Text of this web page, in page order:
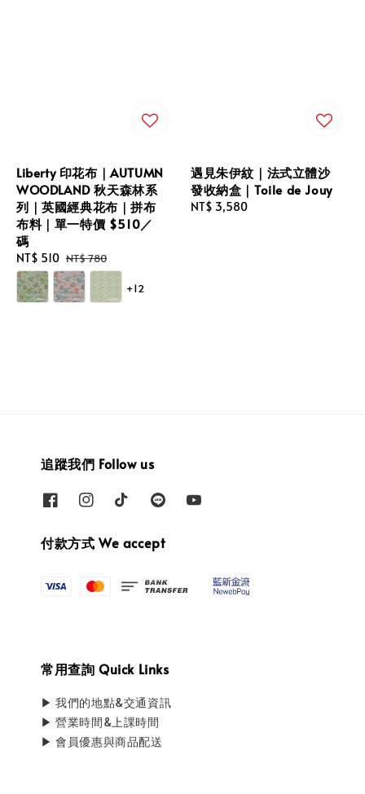
Liberty 印花布｜AUTUMN
WOODLAND 秋天森林系
列｜英國經典花布｜拼布
布料｜單一特價 $510／
碼
Sale
price
NT$ 510 Regular
price
NT$ 780
+12
遇見朱伊紋｜法式立體沙
發收納盒｜Toile de Jouy
Regular
NT$ 3,580
追蹤我們 Follow us
付款方式 We accept
常用查詢 Quick Links
▶ 我們的地點&交通資訊
▶ 營業時間&上課時間
▶ 會員優惠與商品配送